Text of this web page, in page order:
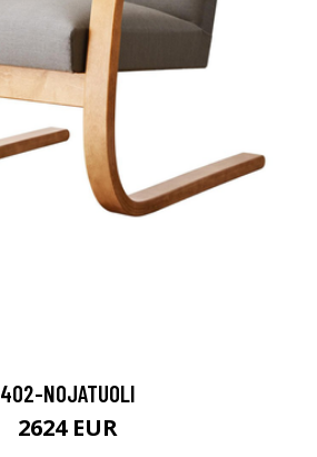
402-NOJATUOLI
2624 EUR